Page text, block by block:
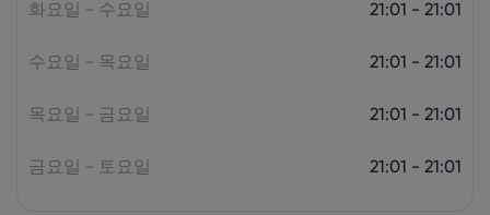
화요일 - 수요일 21:01 - 21:01
수요일 - 목요일 21:01 - 21:01
목요일 - 금요일 21:01 - 21:01
금요일 - 토요일 21:01 - 21:01